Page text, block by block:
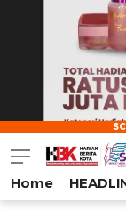
Home